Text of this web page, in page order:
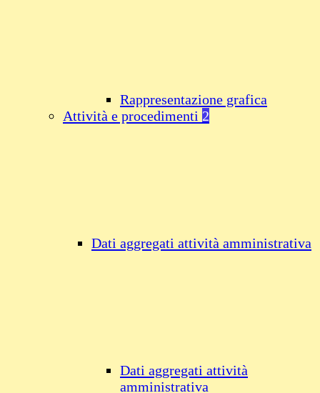
Rappresentazione grafica
Attività e procedimenti 2
Dati aggregati attività amministrativa
Dati aggregati attività
amministrativa